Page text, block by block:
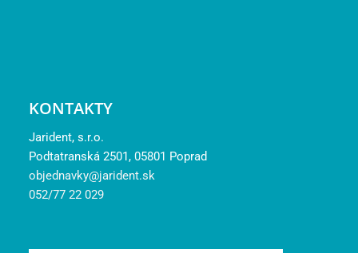
KONTAKTY
Jarident, s.r.o.
Podtatranská 2501, 05801 Poprad
objednavky@jarident.sk
052/77 22 029